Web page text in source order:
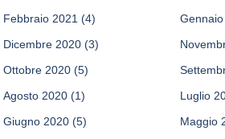
Febbraio 2021 (4) Gennaio
Dicembre 2020 (3)
Ottobre 2020 (5)
Agosto 2020 (1) Luglio
Giugno 2020 (5) Maggio